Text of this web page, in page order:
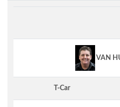
VAN
T-Car